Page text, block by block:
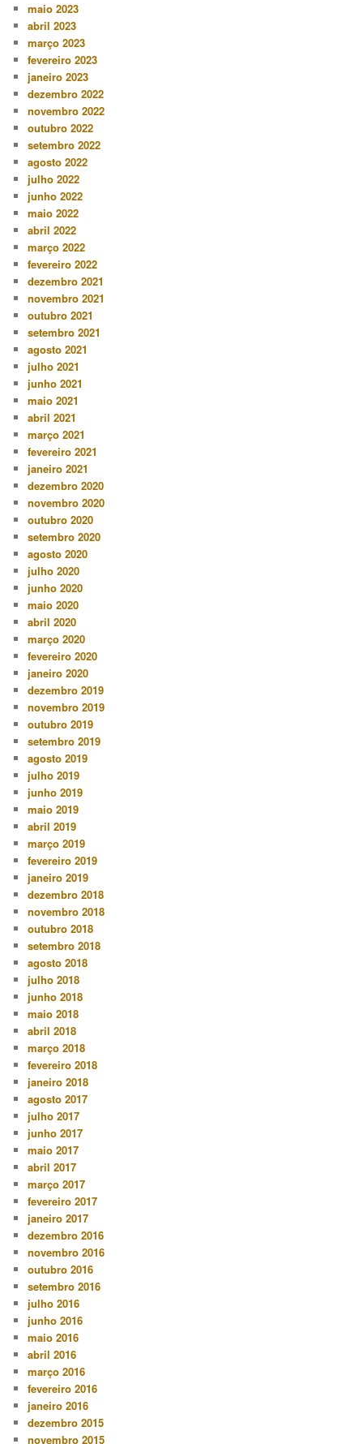
maio 2023
abril 2023
março 2023
fevereiro 2023
janeiro 2023
dezembro 2022
novembro 2022
outubro 2022
setembro 2022
agosto 2022
julho 2022
junho 2022
maio 2022
abril 2022
março 2022
fevereiro 2022
dezembro 2021
novembro 2021
outubro 2021
setembro 2021
agosto 2021
julho 2021
junho 2021
maio 2021
abril 2021
março 2021
fevereiro 2021
janeiro 2021
dezembro 2020
novembro 2020
outubro 2020
setembro 2020
agosto 2020
julho 2020
junho 2020
maio 2020
abril 2020
março 2020
fevereiro 2020
janeiro 2020
dezembro 2019
novembro 2019
outubro 2019
setembro 2019
agosto 2019
julho 2019
junho 2019
maio 2019
abril 2019
março 2019
fevereiro 2019
janeiro 2019
dezembro 2018
novembro 2018
outubro 2018
setembro 2018
agosto 2018
julho 2018
junho 2018
maio 2018
abril 2018
março 2018
fevereiro 2018
janeiro 2018
agosto 2017
julho 2017
junho 2017
maio 2017
abril 2017
março 2017
fevereiro 2017
janeiro 2017
dezembro 2016
novembro 2016
outubro 2016
setembro 2016
julho 2016
junho 2016
maio 2016
abril 2016
março 2016
fevereiro 2016
janeiro 2016
dezembro 2015
novembro 2015